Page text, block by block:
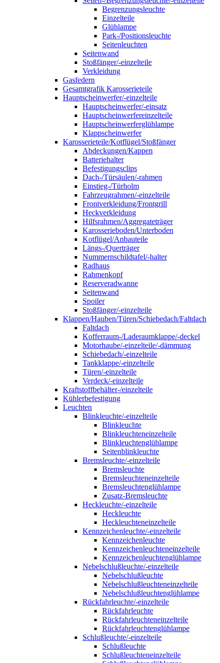
Begrenzungsleuchte
Einzelteile
Glühlampe
Park-/Positionsleuchte
Seitenleuchten
Seitenwand
Stoßfänger/-einzelteile
Verkleidung
Gasfedern
Gesamtgrafik Karosserieteile
Hauptscheinwerfer/-einzelteile
Hauptscheinwerfer/-einsatz
Hauptscheinwerfereinzelteile
Hauptscheinwerferglühlampe
Klappscheinwerfer
Karosserieteile/Kotflügel/Stoßfänger
Abdeckungen/Kappen
Batteriehalter
Befestigungsclips
Dach-/Türsäulen/-rahmen
Einstieg-/Türholm
Fahrzeugrahmen/-einzelteile
Frontverkleidung/Frontgrill
Heckverkleidung
Hilfsrahmen/Aggregateträger
Karosserieboden/Unterboden
Kotflügel/Anbauteile
Längs-/Querträger
Nummernschildtafel/-halter
Radhaus
Rahmenkopf
Reserveradwanne
Seitenwand
Spoiler
Stoßfänger/-einzelteile
Klappen/Hauben/Türen/Schiebedach/Faltdach
Faltdach
Kofferraum-/Laderaumklappe/-deckel
Motorhaube/-einzelteile/-dämmung
Schiebedach/-einzelteile
Tankklappe/-einzelteile
Türen/-einzelteile
Verdeck/-einzelteile
Kraftstoffbehälter-/einzelteile
Kühlerbefestigung
Leuchten
Blinkleuchte/-einzelteile
Blinkleuchte
Blinkleuchteneinzelteile
Blinkleuchtenglühlampe
Seitenblinkleuchte
Bremsleuchte/-einzelteile
Bremsleuchte
Bremsleuchteneinzelteile
Bremsleuchtenglühlampe
Zusatz-Bremsleuchte
Heckleuchte/-einzelteile
Heckleuchte
Heckleuchteneinzelteile
Kennzeichenleuchte/-einzelteile
Kennzeichenleuchte
Kennzeichenleuchteneinzelteile
Kennzeichenleuchtenglühlampe
Nebelschlußleuchte/-einzelteile
Nebelschlußleuchte
Nebelschlußleuchteneinzelteile
Nebelschlußleuchtenglühlampe
Rückfahrleuchte/-einzelteile
Rückfahrleuchte
Rückfahrleuchteneinzelteile
Rückfahrleuchtenglühlampe
Schlußleuchte/-einzelteile
Schlußleuchte
Schlußleuchteneinzelteile